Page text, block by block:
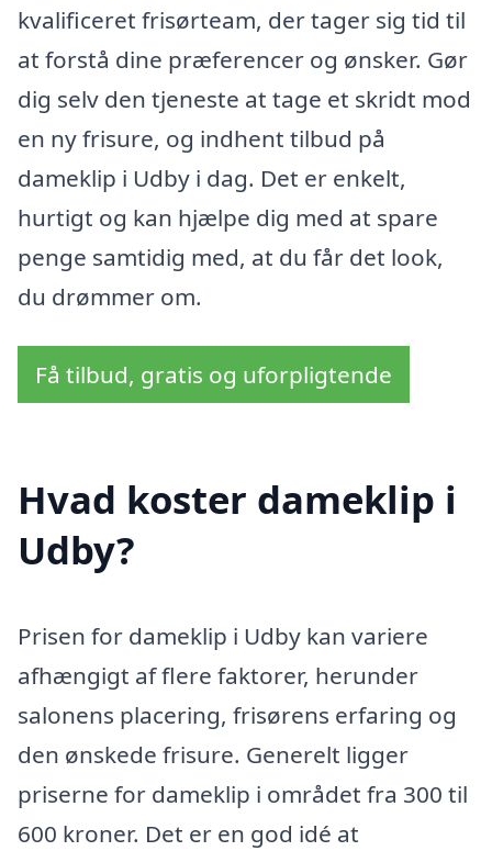
kvalificeret frisørteam, der tager sig tid til
at forstå dine præferencer og ønsker. Gør
dig selv den tjeneste at tage et skridt mod
en ny frisure, og indhent tilbud på
dameklip i Udby i dag. Det er enkelt,
hurtigt og kan hjælpe dig med at spare
penge samtidig med, at du får det look,
du drømmer om.
Få tilbud, gratis og uforpligtende
Hvad koster dameklip i
Udby?
Prisen for dameklip i Udby kan variere
afhængigt af flere faktorer, herunder
salonens placering, frisørens erfaring og
den ønskede frisure. Generelt ligger
priserne for dameklip i området fra 300 til
600 kroner. Det er en god idé at